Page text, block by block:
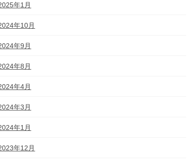
年1月
年10月
年9月
年8月
年4月
年3月
年1月
年12月